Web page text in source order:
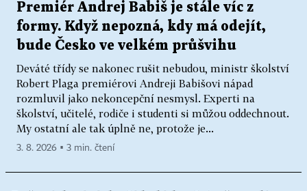
Premiér Andrej Babiš je stále víc z
formy. Když nepozná, kdy má odejít,
bude Česko ve velkém průšvihu
Deváté třídy se nakonec rušit nebudou, ministr školství
Robert Plaga premiérovi Andreji Babišovi nápad
rozmluvil jako nekoncepční nesmysl. Experti na
školství, učitelé, rodiče i studenti si můžou oddechnout.
My ostatní ale tak úplně ne, protože je...
3. 8. 2026 ▪ 3 min. čtení